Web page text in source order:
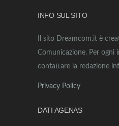
INFO SUL SITO
Il sito Dreamcom.it è
Comunicazione. Per ogni
contattare la redazione
Privacy Policy
DATI AGENAS